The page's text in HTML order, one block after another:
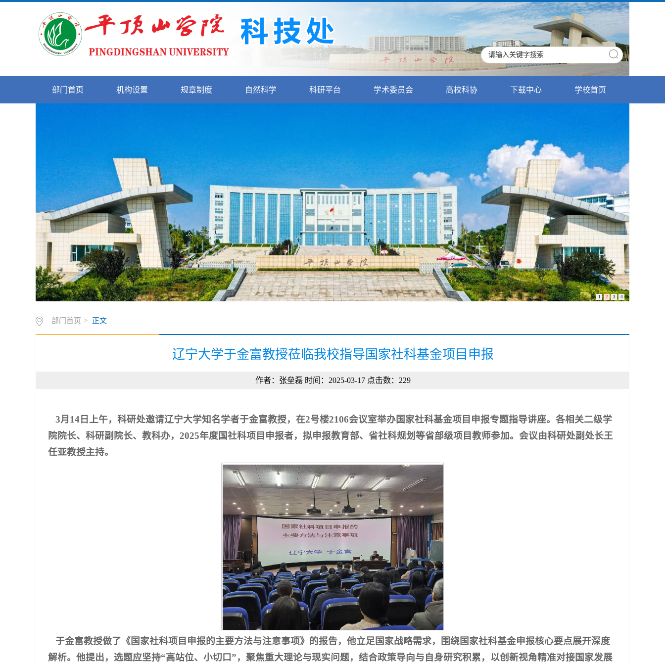
部门首页 机构设置 规章制度 自然科学 科研平台 学术委员会 高校科协 下载中心 学校首页
1 2 3 4
部门首页 > 正文
辽宁大学于金富教授莅临我校指导国家社科基金项目申报
作者：张垒磊 时间：2025-03-17 点击数： 229
3月14日上午，科研处邀请辽宁大学知名学者于金富教授，在2号楼2106会议室举办国家社科基金项目申报专题指导讲座。各相关二级学
院院长、科研副院长、教科办，2025年度国社科项目申报者，拟申报教育部、省社科规划等省部级项目教师参加。会议由科研处副处长王
任亚教授主持。
于金富教授做了《国家社科项目申报的主要方法与注意事项》的报告，他立足国家战略需求，围绕国家社科基金申报核心要点展开深度
解析。他提出，选题应坚持“高站位、小切口”，聚焦重大理论与现实问题，结合政策导向与自身研究积累，以创新视角精准对接国家发展